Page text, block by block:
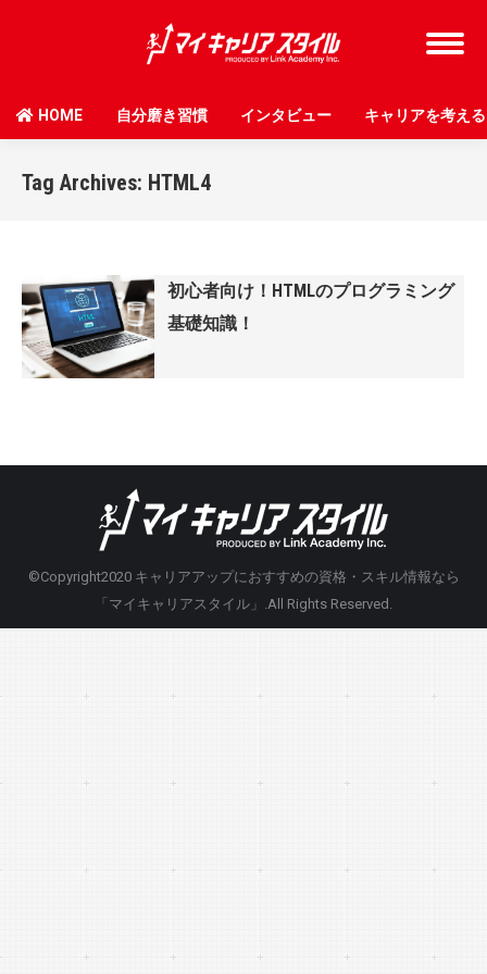
HOME 自分磨き習慣 インタビュー キャリアを考える
Tag Archives: HTML4
初心者向け！HTMLのプログラミング
基礎知識！
©Copyright2020 キャリアアップにおすすめの資格・スキル情報なら
「マイキャリアスタイル」
.All Rights Reserved.